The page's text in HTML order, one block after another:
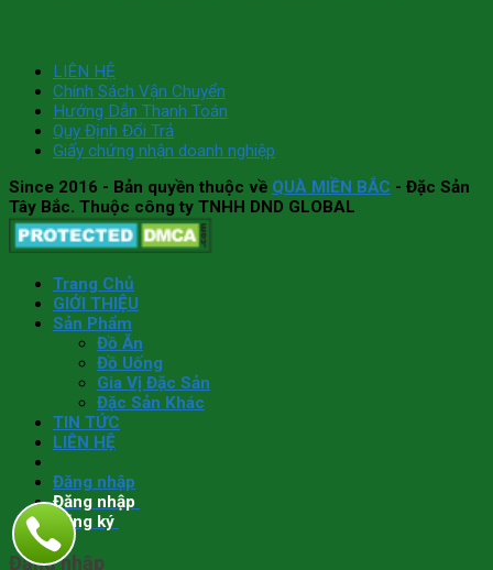
LIÊN HỆ
Chính Sách Vận Chuyển
Hướng Dẫn Thanh Toán
Quy Định Đổi Trả
Giấy chứng nhận doanh nghiệp
Since 2016 - Bản quyền thuộc về QUÀ MIỀN BẮC - Đặc Sản
Tây Bắc. Thuộc công ty TNHH DND GLOBAL
Trang Chủ
GIỚI THIỆU
Sản Phẩm
Đồ Ăn
Đồ Uống
Gia Vị Đặc Sản
Đặc Sản Khác
TIN TỨC
LIÊN HỆ
Đăng nhập
Đăng nhập
Đăng ký
Đăng nhập